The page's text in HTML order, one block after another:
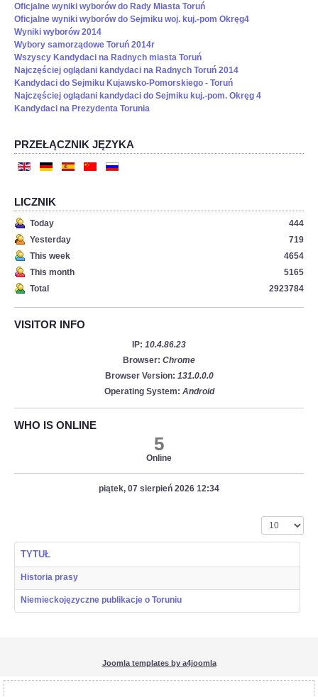
Oficjalne wyniki wyborów do Rady Miasta Toruń
Oficjalne wyniki wyborów do Sejmiku woj. kuj.-pom Okręg4
Wyniki wyborów 2014
Wybory samorządowe Toruń 2014r
Wszyscy Kandydaci na Radnych miasta Toruń
Najczęściej oglądani kandydaci na Radnych Toruń 2014
Kandydaci do Sejmiku Kujawsko-Pomorskiego - Toruń
Najczęściej oglądani kandydaci do Sejmiku kuj.-pom. Okręg 4
Kandydaci na Prezydenta Torunia
PRZEŁĄCZNIK JĘZYKA
LICZNIK
Today
444
Yesterday
719
This week
4654
This month
5165
Total
2923784
VISITOR INFO
IP: 10.4.86.23
Browser: Chrome
Browser Version: 131.0.0.0
Operating System: Android
WHO IS ONLINE
5
Online
piątek, 07 sierpień 2026 12:34
Pokaż #
TYTUŁ
Historia prasy
Niemieckojęzyczne publikacje o Toruniu
Joomla templates by a4joomla